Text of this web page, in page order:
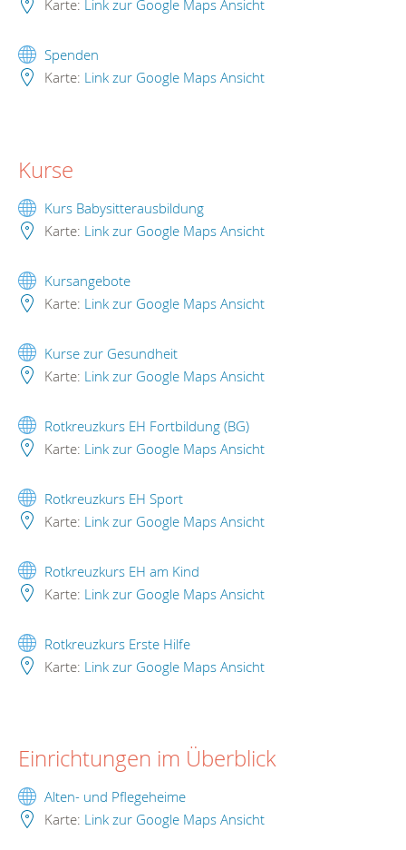
Karte: Link zur Google Maps Ansicht
Spenden
Karte: Link zur Google Maps Ansicht
Kurse
Kurs Babysitterausbildung
Karte: Link zur Google Maps Ansicht
Kursangebote
Karte: Link zur Google Maps Ansicht
Kurse zur Gesundheit
Karte: Link zur Google Maps Ansicht
Rotkreuzkurs EH Fortbildung (BG)
Karte: Link zur Google Maps Ansicht
Rotkreuzkurs EH Sport
Karte: Link zur Google Maps Ansicht
Rotkreuzkurs EH am Kind
Karte: Link zur Google Maps Ansicht
Rotkreuzkurs Erste Hilfe
Karte: Link zur Google Maps Ansicht
Einrichtungen im Überblick
Alten- und Pflegeheime
Karte: Link zur Google Maps Ansicht